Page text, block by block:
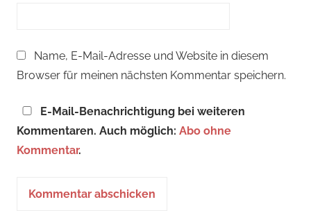
Name, E-Mail-Adresse und Website in diesem
Browser für meinen nächsten Kommentar speichern.
E-Mail-Benachrichtigung bei weiteren
Kommentaren. Auch möglich: Abo ohne
Kommentar.